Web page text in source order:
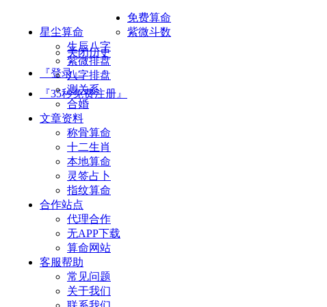
星尘算命
关闭历史
『登录』
『35秒免费注册』
免费算命
紫微斗数
生辰八字
紫微排盘
八字排盘
测关系
合婚
文章资料
称骨算命
十二生肖
本地算命
灵签占卜
指纹算命
合作站点
代理合作
无APP下载
算命网站
客服帮助
常见问题
关于我们